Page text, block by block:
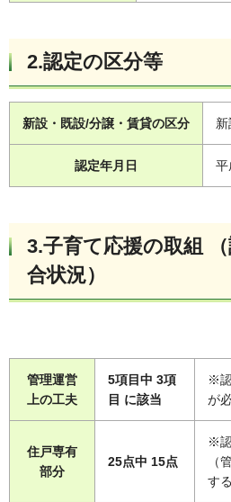
2.認定の区分等
新設・既設/分譲・賃貸の区分
認定年月日 平
3.子育て応援の取組
合状況）
管理運営
上の工夫
5項目中 3項
目 に該当
※
が
住戸専有
部分
25点中 15点
※
（
す